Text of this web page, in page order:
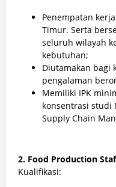
Penempatan
Timur. Serta
seluruh wilayah
kebutuhan;
Diutamakan bagi
pengalaman
Memiliki IPK
konsentrasi studi
Supply Chain
2. Food Production
Kualifikasi: